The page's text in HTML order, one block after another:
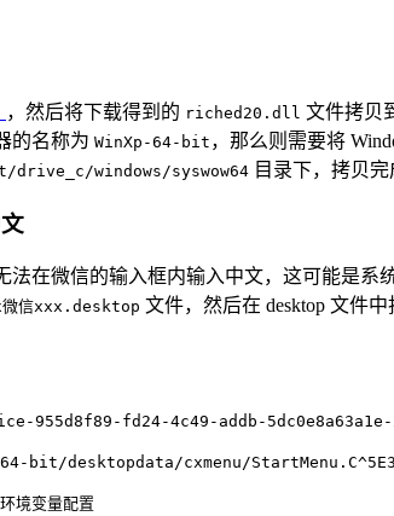
，然后将下载得到的 riched20.dll 文件拷贝
的名称为 WinXp-64-bit ，那么则需要将
windows/syswow64 目录下，拷贝完
在微信的输入框内输入中文，这可能是
信xxx.desktop 文件，然后在 desktop 文件中
955d8f89-fd24-4c49-addb-
bit/desktopdata/cxmenu/
变量配置